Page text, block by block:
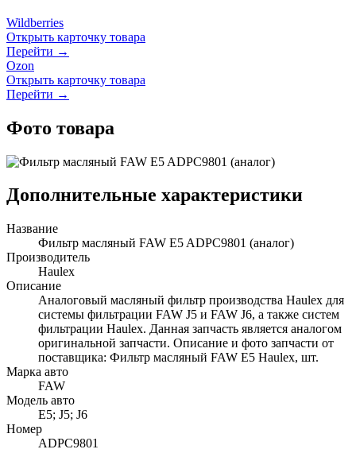
Wildberries
Открыть карточку товара
Перейти →
Ozon
Открыть карточку товара
Перейти →
Фото товара
Дополнительные характеристики
Название
Фильтр масляный FAW E5 ADPC9801 (аналог)
Производитель
Haulex
Описание
Аналоговый масляный фильтр производства Haulex для
системы фильтрации FAW J5 и FAW J6, а также систем
фильтрации Haulex. Данная запчасть является аналогом
оригинальной запчасти. Описание и фото запчасти от
поставщика: Фильтр масляный FAW E5 Haulex, шт.
Марка авто
FAW
Модель авто
E5; J5; J6
Номер
ADPC9801